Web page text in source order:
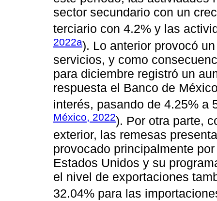
sector secundario con un
terciario con 4.2% y las
2022a). Lo anterior provocó
servicios, y como
para diciembre registró un
respuesta el Banco de
interés, pasando de 4.25% a
México, 2022). Por otra parte,
exterior, las remesas
provocado principalmente
Estados Unidos y su
el nivel de exportaciones
32.04% para las